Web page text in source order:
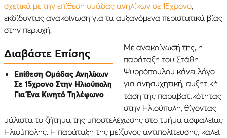
σχετικά με την επίθεση ομάδας ανηλίκων σε 15χρονο,
εκδίδοντας ανακοίνωση για τα αυξανόμενα περιστατικά βίας
στην περιοχή.
Διαβάστε Επίσης
Επίθεση Ομάδας Ανηλίκων
Σε 15χρονο Στην Ηλιούπολη
Για Ένα Κινητό Τηλέφωνο
Με ανακοίνωσή της, η
παράταξη του Στάθη
Ψυρρόπουλου κάνει λόγο
για ανησυχητική, αυξητική
τάση της παραβατικότητας
στην Ηλιούπολη, θίγοντας
μάλιστα το ζήτημα της υποστελέχωσης στο τμήμα ασφαλείας
Ηλιούπολης. Η παράταξη της μείζονος αντιπολίτευσης, καλεί